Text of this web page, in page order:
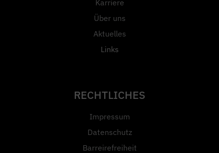
Karriere
Über uns
Aktuelles
Links
RECHTLICHES
Impressum
Datenschutz
Barreirefreiheit